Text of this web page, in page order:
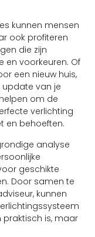
kunnen mensen
ook profiteren
die zijn
en voorkeuren. Of
een nieuw huis,
van je
om de
verlichting
en behoeften.
analyse
geschikte
Door samen te
kunnen
praktisch is, maar